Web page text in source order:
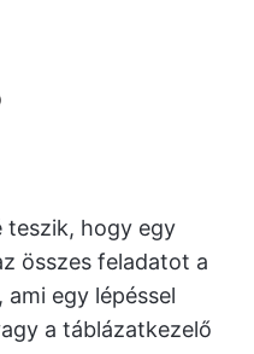
teszik, hogy egy
összes feladatot a
egy lépéssel
a táblázatkezelő